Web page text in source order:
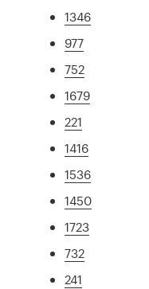
1346
977
752
1679
221
1416
1536
1450
1723
732
241